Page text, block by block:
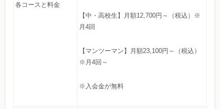
各コースと料金
【中・高校生】月額12,700円～（税込）※
月4回
【マンツーマン】月額23,100円～（税込）
※月4回～
※入会金が無料